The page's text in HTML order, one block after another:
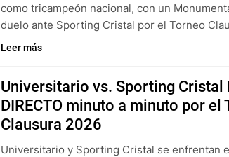
como tricampeón nacional, con un
duelo ante Sporting Cristal por el Torneo
Leer más
Universitario vs. Sporting Cristal
DIRECTO minuto a minuto por el
Clausura 2026
Universitario y Sporting Cristal se enfrentan